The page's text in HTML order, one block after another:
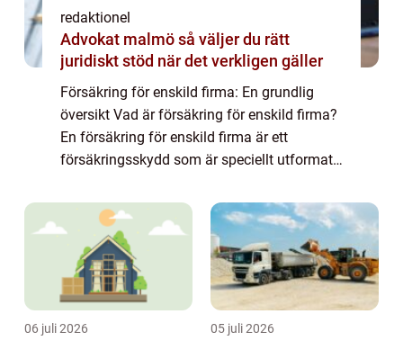
redaktionel
Advokat malmö så väljer du rätt
juridiskt stöd när det verkligen gäller
Försäkring för enskild firma: En grundlig
översikt Vad är försäkring för enskild firma?
En försäkring för enskild firma är ett
försäkringsskydd som är speciellt utformat
verksamhet som enskild firma. Denna t...
06 juli 2026 05 juli 2026